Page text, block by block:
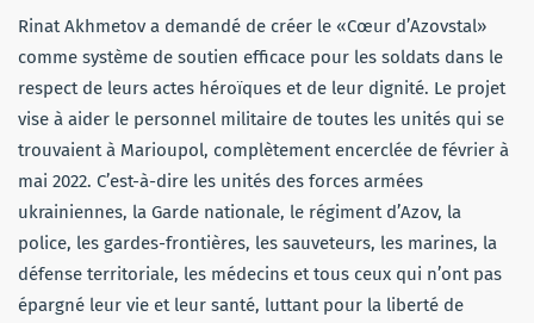
Rinat Akhmetov a demandé de créer le «Cœur d’Azovstal»
comme système de soutien efficace pour les soldats dans le
respect de leurs actes héroïques et de leur dignité. Le projet
vise à aider le personnel militaire de toutes les unités qui se
trouvaient à Marioupol, complètement encerclée de février à
mai 2022. C’est-à-dire les unités des forces armées
ukrainiennes, la Garde nationale, le régiment d’Azov, la
police, les gardes-frontières, les sauveteurs, les marines, la
défense territoriale, les médecins et tous ceux qui n’ont pas
épargné leur vie et leur santé, luttant pour la liberté de